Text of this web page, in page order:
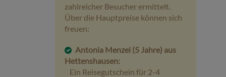
Kontakt
zahlreicher Besucher ermittelt.
Über die Hauptpreise können sich
freuen:
Antonia Menzel (5 Jahre) aus
Hettenshausen:
Ein Reisegutschein für 2-4